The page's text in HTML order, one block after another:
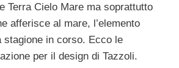
Terra Cielo Mare ma soprattutto
afferisce al mare, l’elemento
stagione in corso. Ecco le
per il design di Tazzoli.